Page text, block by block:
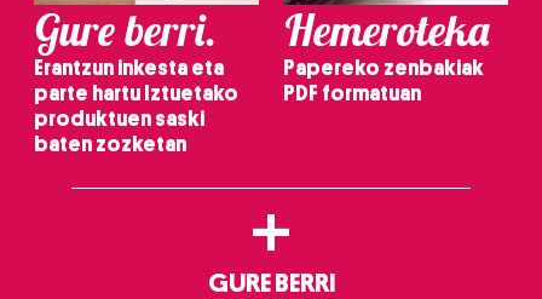
Gure berri.
Erantzun inkesta eta
parte hartu Iztuetako
produktuen saski
baten zozketan
Hemeroteka
Papereko zenbakiak
PDF formatuan
+
GURE BERRI